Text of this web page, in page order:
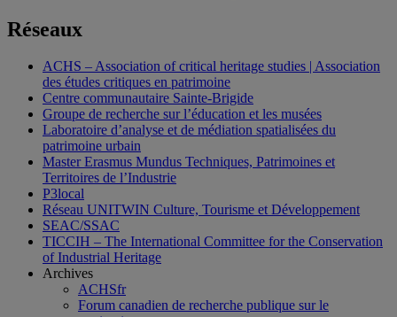
Réseaux
ACHS – Association of critical heritage studies | Association
des études critiques en patrimoine
Centre communautaire Sainte-Brigide
Groupe de recherche sur l’éducation et les musées
Laboratoire d’analyse et de médiation spatialisées du
patrimoine urbain
Master Erasmus Mundus Techniques, Patrimoines et
Territoires de l’Industrie
P3local
Réseau UNITWIN Culture, Tourisme et Développement
SEAC/SSAC
TICCIH – The International Committee for the Conservation
of Industrial Heritage
Archives
ACHSfr
Forum canadien de recherche publique sur le